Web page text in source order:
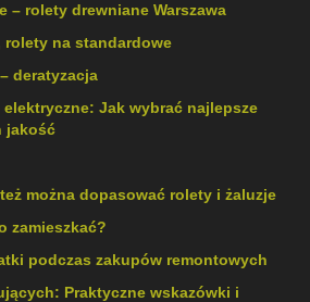
– rolety drewniane Warszawa
rolety na standardowe
deratyzacja
Jak wybrać najlepsze
jakość
można dopasować rolety i żaluzje
zamieszkać?
podczas zakupów remontowych
Praktyczne wskazówki i